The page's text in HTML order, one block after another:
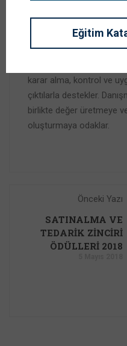
zinciri yönetimi
danışmanlık desteği
programlarını uçtan
karar alma, kontrol ve
çıktılarla destekler.
birlikte değer üretmeye
oluşturmaya odaklar.
Önceki Yazı
SATINALMA VE
TEDARİK ZİNCİRİ
ÖDÜLLERİ 2018
Eğitim